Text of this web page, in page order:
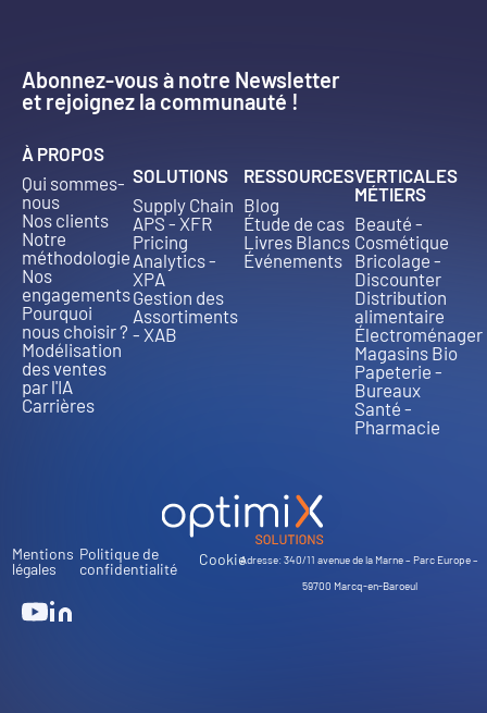
Abonnez-vous à notre Newsletter
et rejoignez la communauté !
À PROPOS
Qui sommes-
nous
Nos clients
Notre
méthodologie
Nos
engagements
Pourquoi
nous choisir ?
Modélisation
des ventes
par l'IA
Carrières
SOLUTIONS
Supply Chain
APS - XFR
Pricing
Analytics -
XPA
Gestion des
Assortiments
- XAB
RESSOURCES
Blog
Étude de cas
Livres Blancs
Événements
VERTICALES
MÉTIERS
Beauté -
Cosmétique
Bricolage -
Discounter
Distribution
alimentaire
Électroménager
Magasins Bio
Papeterie -
Bureaux
Santé -
Pharmacie
Mentions
légales
Politique de
confidentialité
CookieAdresse: 340/11 avenue de la Marne – Parc Europe –
59700 Marcq-en-Baroeul